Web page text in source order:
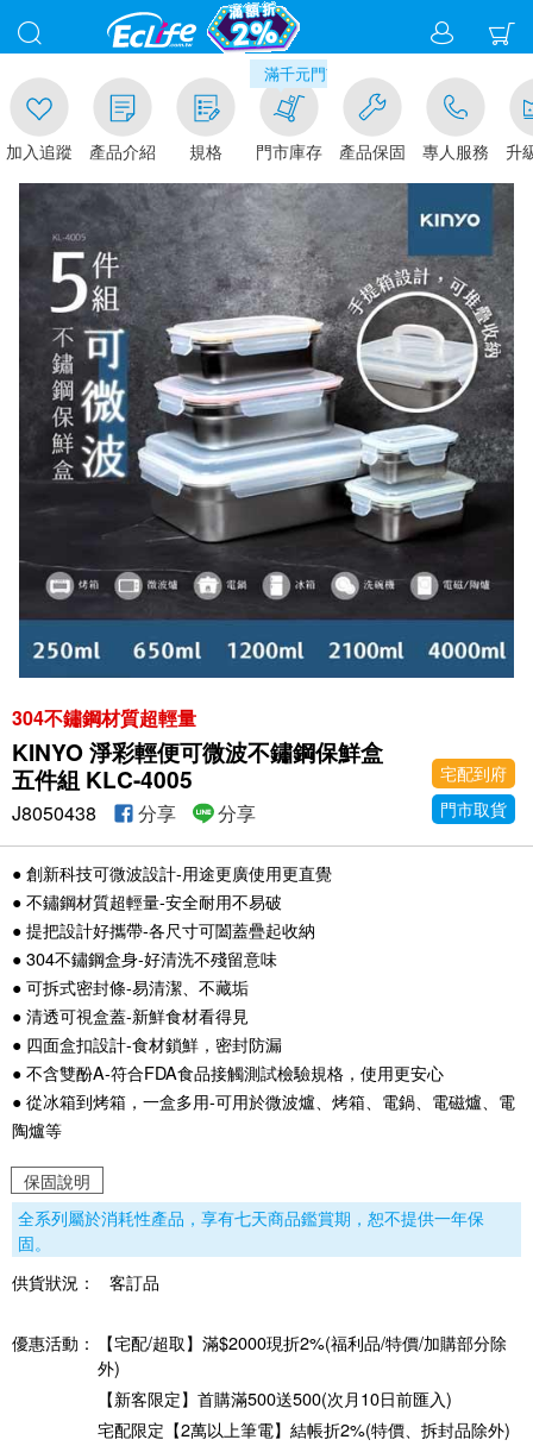
加入追蹤 產品介紹 規格
滿千元門市取貨現折1%(部分商品不適用)-請
門市庫存 產品保固 專人服務 升
304不鏽鋼材質超輕量
KINYO 淨彩輕便可微波不鏽鋼保鮮盒
五件組 KLC-4005
宅配到府
門市取貨
J8050438 分享 分享
● 創新科技可微波設計-用途更廣使用更直覺
● 不鏽鋼材質超輕量-安全耐用不易破
● 提把設計好攜帶-各尺寸可闔蓋疊起收納
● 304不鏽鋼盒身-好清洗不殘留意味
● 可拆式密封條-易清潔、不藏垢
● 清透可視盒蓋-新鮮食材看得見
● 四面盒扣設計-食材鎖鮮，密封防漏
● 不含雙酚A-符合FDA食品接觸測試檢驗規格，使用更安心
● 從冰箱到烤箱，一盒多用-可用於微波爐、烤箱、電鍋、電磁爐、電
陶爐等
保固說明
全系列屬於消耗性產品，享有七天商品鑑賞期，恕不提供一年保
固。
供貨狀況：
客訂品
優惠活動：
【宅配/超取】滿$2000現折2%(福利品/特價/加購部分除
外)
【新客限定】首購滿500送500(次月10日前匯入)
宅配限定【2萬以上筆電】結帳折2%(特價、拆封品除外)